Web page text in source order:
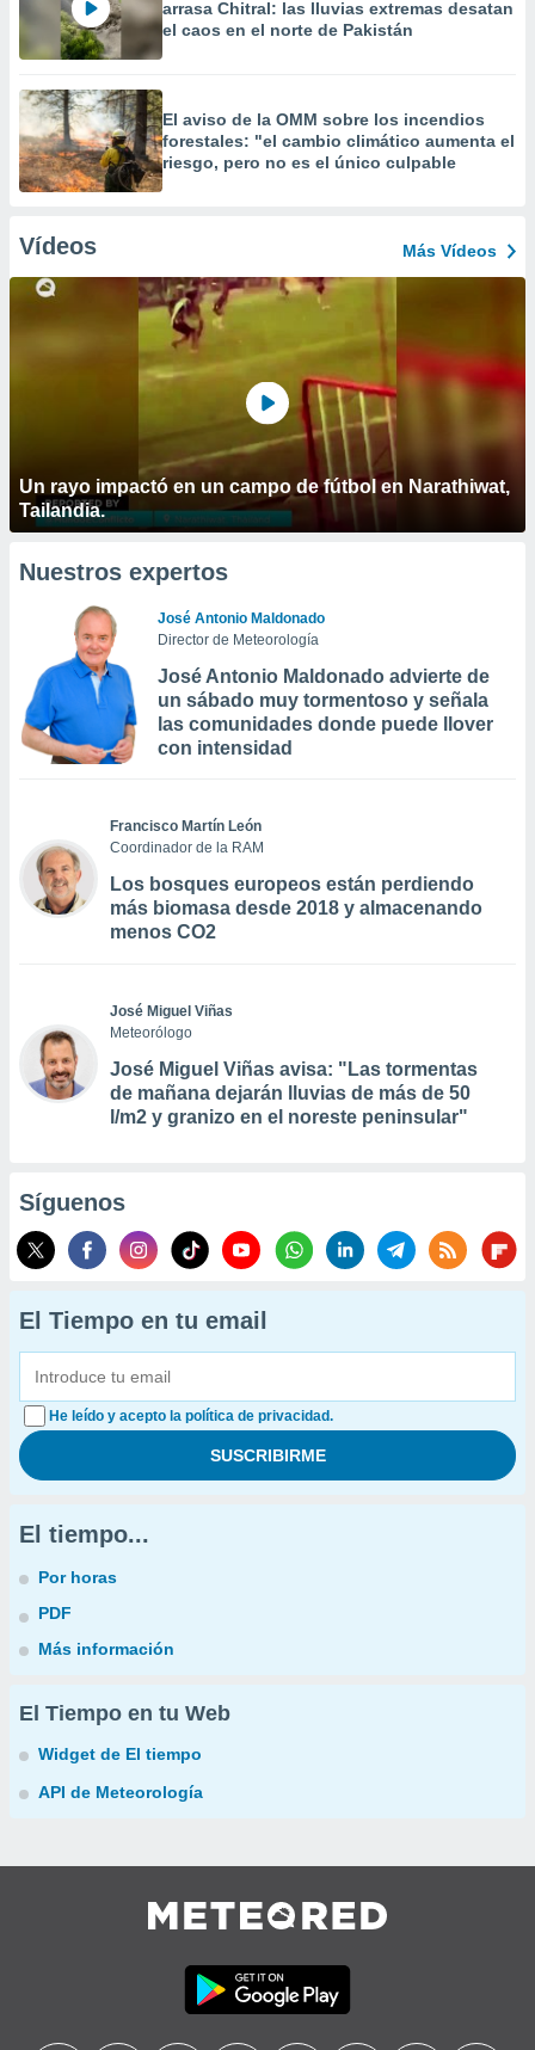
arrasa Chitral: las lluvias extremas desatan
el caos en el norte de Pakistán
El aviso de la OMM sobre los incendios
forestales: "el cambio climático aumenta el
riesgo, pero no es el único culpable
Vídeos Más Vídeos
Un rayo impactó en un campo de fútbol en Narathiwat,
Tailandia.
Nuestros expertos
José Antonio Maldonado
Director de Meteorología
José Antonio Maldonado advierte de
un sábado muy tormentoso y señala
las comunidades donde puede llover
con intensidad
Francisco Martín León
Coordinador de la RAM
Los bosques europeos están perdiendo
más biomasa desde 2018 y almacenando
menos CO2
José Miguel Viñas
Meteorólogo
José Miguel Viñas avisa: "Las tormentas
de mañana dejarán lluvias de más de 50
l/m2 y granizo en el noreste peninsular"
Síguenos
El Tiempo en tu email
He leído y acepto la política de privacidad.
El tiempo...
Por horas
PDF
Más información
El Tiempo en tu Web
Widget de El tiempo
API de Meteorología